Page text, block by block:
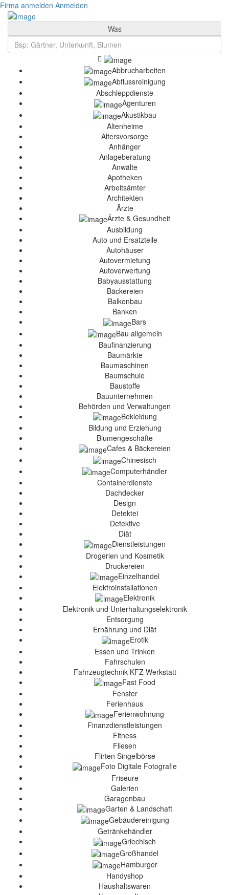
Firma anmelden Anmelden
Was
Abbrucharbeiten
Abflussreinigung
Abschleppdienste
Agenturen
Akustikbau
Altenheime
Altersvorsorge
Anhänger
Anlageberatung
Anwälte
Apotheken
Arbeitsämter
Architekten
Ärzte
Ärzte & Gesundheit
Ausbildung
Auto und Ersatzteile
Autohäuser
Autovermietung
Autoverwertung
Babyausstattung
Bäckereien
Balkonbau
Banken
Bars
Bau allgemein
Baufinanzierung
Baumärkte
Baumaschinen
Baumschule
Baustoffe
Bauunternehmen
Behörden und Verwaltungen
Bekleidung
Bildung und Erziehung
Blumengeschäfte
Cafes & Bäckereien
Chinesisch
Computerhändler
Containerdienste
Dachdecker
Design
Detektei
Detektive
Diät
Dienstleistungen
Drogerien und Kosmetik
Druckereien
Einzelhandel
Elektroinstallationen
Elektronik
Elektronik und Unterhaltungselektronik
Entsorgung
Ernährung und Diät
Erotik
Essen und Trinken
Fahrschulen
Fahrzeugtechnik KFZ Werkstatt
Fast Food
Fenster
Ferienhaus
Ferienwohnung
Finanzdienstleistungen
Fitness
Fliesen
Flirten Singelbörse
Foto Digitale Fotografie
Friseure
Galerien
Garagenbau
Garten & Landschaft
Gebäudereinigung
Getränkehändler
Griechisch
Großhandel
Hamburger
Handyshop
Haushaltswaren